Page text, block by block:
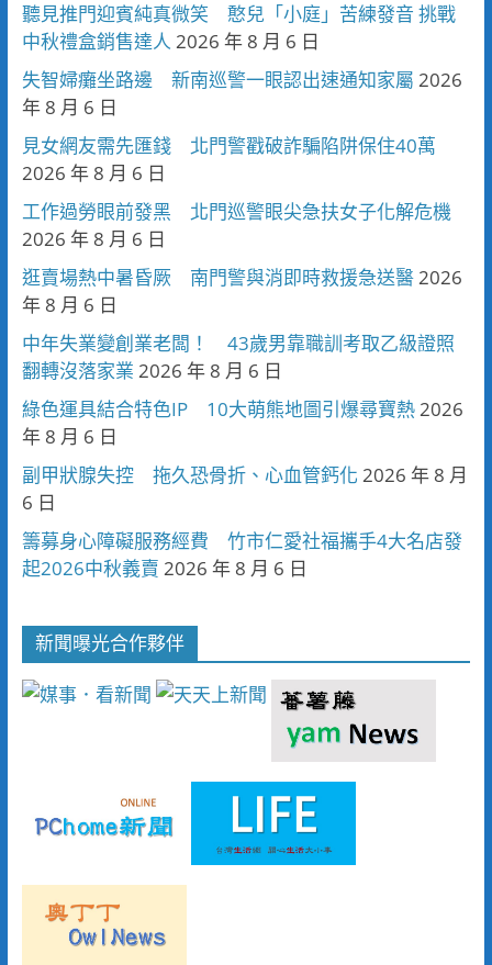
聽見推門迎賓純真微笑 憨兒「小庭」苦練發音 挑戰
中秋禮盒銷售達人 2026 年 8 月 6 日
失智婦癱坐路邊 新南巡警一眼認出速通知家屬 2026
年 8 月 6 日
見女網友需先匯錢 北門警戳破詐騙陷阱保住40萬
2026 年 8 月 6 日
工作過勞眼前發黑 北門巡警眼尖急扶女子化解危機
2026 年 8 月 6 日
逛賣場熱中暑昏厥 南門警與消即時救援急送醫2026
年 8 月 6 日
中年失業變創業老闆！ 43歲男靠職訓考取乙級證照
翻轉沒落家業 2026 年 8 月 6 日
綠色運具結合特色IP 10大萌熊地圖引爆尋寶熱2026
年 8 月 6 日
副甲狀腺失控 拖久恐骨折、心血管鈣化 2026 年 8 月
6 日
籌募身心障礙服務經費 竹市仁愛社福攜手4大名店發
起2026中秋義賣 2026 年 8 月 6 日
新聞曝光合作夥伴